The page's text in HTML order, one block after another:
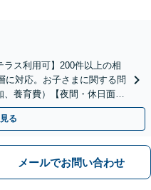
ラス利用可】200件以上の相
に対応。お子さまに関する問
養育費）【夜間・休日面談
太町駅6分】
る
メールでお問い合わせ